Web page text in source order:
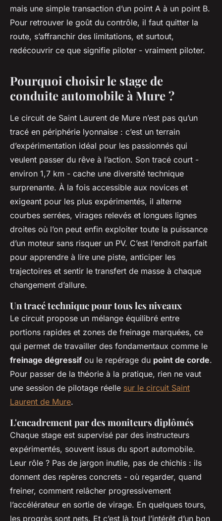
mais une simple transaction d’un point A à un point B.
Pour retrouver le goût du contrôle, il faut quitter la
route, s’affranchir des limitations, et surtout,
redécouvrir ce que signifie piloter - vraiment piloter.
Pourquoi choisir le stage de
conduite automobile à Mure ?
Le circuit de Saint Laurent de Mure n’est pas qu’un
tracé en périphérie lyonnaise : c’est un terrain
d’expérimentation idéal pour les passionnés qui
veulent passer du rêve à l’action. Son tracé court -
environ 1,7 km - cache une diversité technique
surprenante. À la fois accessible aux novices et
exigeant pour les plus expérimentés, il alterne
courbes serrées, virages relevés et longues lignes
droites où l’on peut enfin exploiter toute la puissance
d’un moteur sans risquer un PV. C’est l’endroit parfait
pour apprendre à lire une piste, anticiper les
trajectoires et sentir le transfert de masse à chaque
changement d’allure.
Un tracé technique pour tous les niveaux
Le circuit propose un mélange équilibré entre
portions rapides et zones de freinage marquées, ce
qui permet de travailler des fondamentaux comme le
freinage dégressif ou le repérage du point de corde.
Pour passer de la théorie à la pratique, rien ne vaut
une session de pilotage réelle sur le circuit Saint
Laurent de Mure.
L'encadrement par des moniteurs diplômés
Chaque stage est supervisé par des instructeurs
expérimentés, souvent issus du sport automobile.
Leur rôle ? Pas de jargon inutile, pas de chichis : ils
donnent des repères concrets - où regarder, quand
freiner, comment relâcher progressivement
l’accélérateur en sortie de virage. En quelques tours,
les progrès sont nets. Et c’est là tout l’intérêt d’un bon